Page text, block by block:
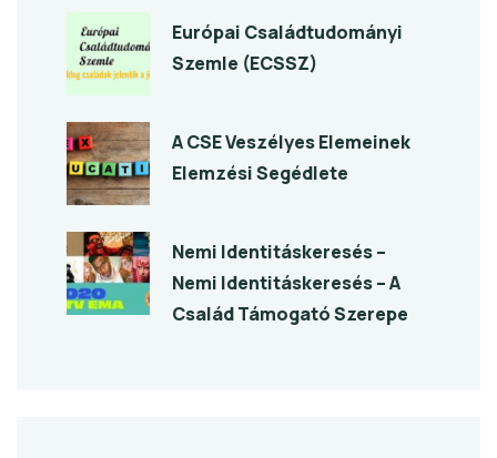
Európai Családtudományi
Szemle (ECSSZ)
A CSE Veszélyes Elemeinek
Elemzési Segédlete
Nemi Identitáskeresés –
Nemi Identitáskeresés – A
Család Támogató Szerepe